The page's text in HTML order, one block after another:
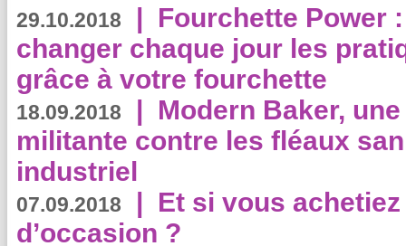
29.10.2018 | Fourchette Power
changer chaque jour les
grâce à votre fourchette
18.09.2018 | Modern Baker,
militante contre les fléaux
industriel
07.09.2018 | Et si vous
d’occasion ?